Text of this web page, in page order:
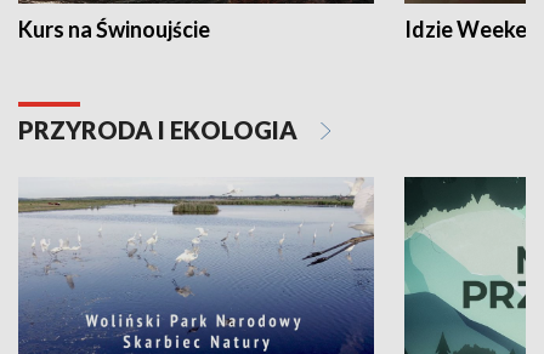
Kurs na Świnoujście Idzie
PRZYRODA I EKOLOGIA